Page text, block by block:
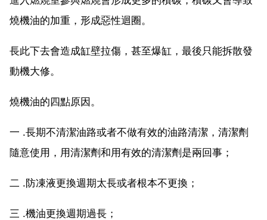
燒機油的加重，形成惡性迴圈。
長此下去會造成缸壁拉傷，甚至爆缸，最後只能拆散發
動機大修。
燒機油的四點原因。
一 .長期不清潔油路或者不做有效的油路清潔，清潔劑
隨意使用，用清潔劑和用有效的清潔劑是兩回事；
二 .防凍液更換週期太長或者根本不更換；
三 .機油更換週期過長；